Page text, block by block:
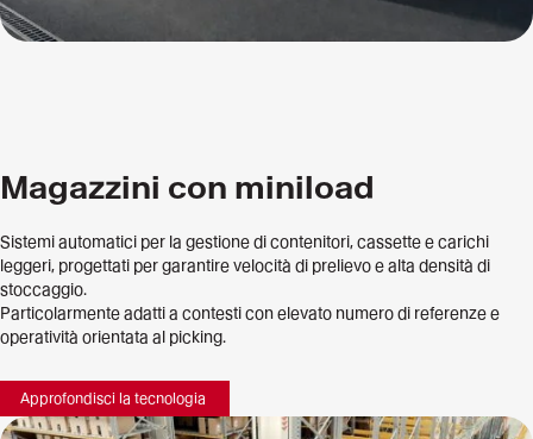
Magazzini con miniload
Sistemi automatici per la gestione di contenitori, cassette e carichi
leggeri, progettati per garantire velocità di prelievo e alta densità di
stoccaggio.
Particolarmente adatti a contesti con elevato numero di referenze e
operatività orientata al picking.
Approfondisci la tecnologia